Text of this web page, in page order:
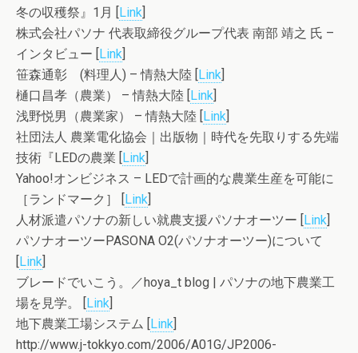
冬の収穫祭』1月 [Link]
株式会社パソナ 代表取締役グループ代表 南部 靖之 氏 –
インタビュー [Link]
笹森通彰 (料理人) – 情熱大陸 [Link]
樋口昌孝（農業） – 情熱大陸 [Link]
浅野悦男（農業家） – 情熱大陸 [Link]
社団法人 農業電化協会｜出版物｜時代を先取りする先端
技術『LEDの農業 [Link]
Yahoo!オンビジネス – LEDで計画的な農業生産を可能に
［ランドマーク］ [Link]
人材派遣パソナの新しい就農支援パソナオーツー [Link]
パソナオーツーPASONA O2(パソナオーツー)について
[Link]
ブレードでいこう。／hoya_t blog | パソナの地下農業工
場を見学。 [Link]
地下農業工場システム [Link]
http://www.j-tokkyo.com/2006/A01G/JP2006-